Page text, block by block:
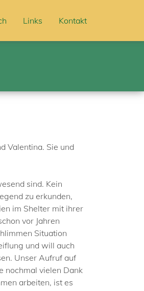
Links Kontakt
Valentina. Sie und
sind. Kein
zu erkunden,
im Shelter mit ihrer
vor Jahren
Situation
und will auch
Unser Aufruf auf
nochmal vielen Dank
arbeiten, ist es